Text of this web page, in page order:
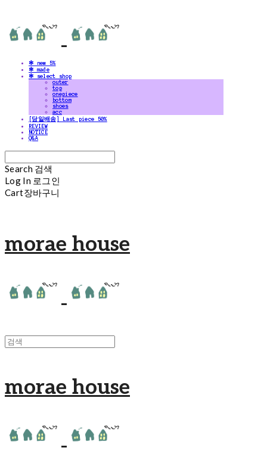
✻ new 5%
✻ made
✻ select shop
outer
top
onepiece
bottom
shoes
acc
[당일배송] Last piece 50%
REVIEW
NOTICE
Q&A
Search 검색
Log In 로그인
Cart장바구니
morae house
morae house